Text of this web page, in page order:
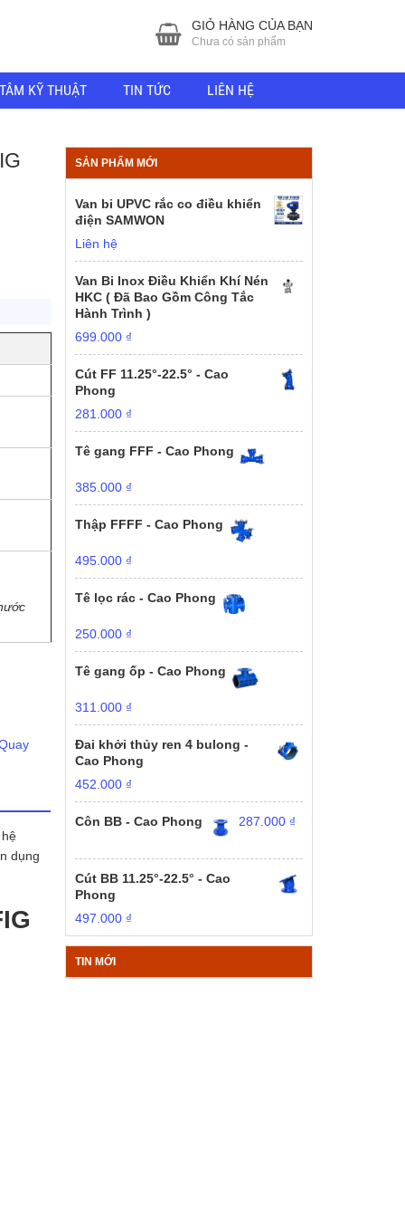
GIỎ HÀNG CỦA BẠN
Chưa có sản phẩm
KỸ THUẬT TIN TỨC LIÊN HỆ
dụng
SẢN PHẨM MỚI
Van bi UPVC rắc co điều khiển
điện SAMWON
Liên hệ
Van Bi Inox Điều Khiển Khí Nén
HKC ( Đã Bao Gồm Công Tắc
Hành Trình )
699.000 ₫
Cút FF 11.25°-22.5° - Cao
Phong
281.000 ₫
Tê gang FFF - Cao Phong
385.000 ₫
Thập FFFF - Cao Phong
495.000 ₫
Tê lọc rác - Cao Phong
250.000 ₫
Tê gang ốp - Cao Phong
311.000 ₫
Đai khởi thủy ren 4 bulong -
Cao Phong
452.000 ₫
Côn BB - Cao Phong 287.000 ₫
Cút BB 11.25°-22.5° - Cao
Phong
497.000 ₫
TIN MỚI